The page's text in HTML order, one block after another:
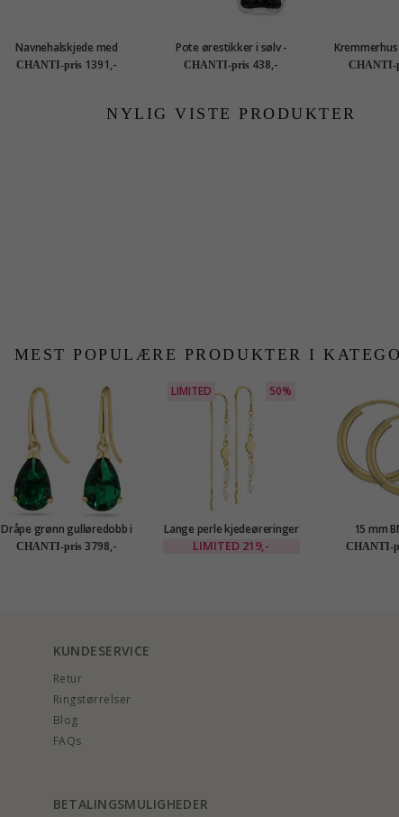
Navnehalskjede med
anheng i forgylt sølv - My
Letter
CHANTI-pris 1391,-
Pote ørestikker i sølv -
Little Ones
CHANTI-pris 438,-
sølv -
CHANTI-
NYLIG VISTE PRODUKTER
MEST POPULÆRE PRODUKTER I
Dråpe grønn gulløredobb i
14 karat gull med syntetisk
smaragd - Gold Collection
CHANTI-pris 3798,-
LIMITED 50%
Lange perle kjedeøreringer
i forgylt messing - Eliné
LIMITED 219,-
15 mm
øredobber i
CHANTI-
KUNDESERVICE
Retur
Ringstørrelser
Blog
FAQs
BETALINGSMULIGHEDER